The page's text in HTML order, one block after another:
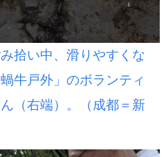
拾い中、滑りやすくな
牛戸外」のボランティ
（右端）。（成都＝新